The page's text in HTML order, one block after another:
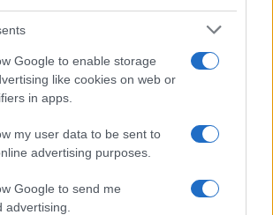
Google to enable storage
like cookies on web or
in apps.
my user data to be sent to
advertising purposes.
Google to send me
advertising.
Olbia 9 agosto, temperature in calo
finisce in ospedale a Catania, ma il tour
Gabry Ponte e Alfa: Olbia ombelico del
per una notte